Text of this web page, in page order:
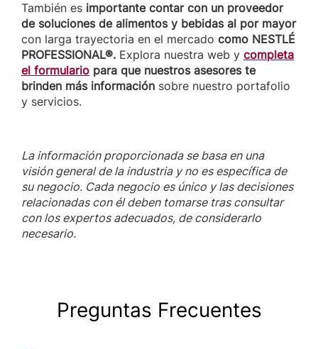
También es importante contar con un proveedor
de soluciones de alimentos y bebidas al por mayor
con larga trayectoria en el mercado como NESTLÉ
PROFESSIONAL®. Explora nuestra web y completa
el formulario para que nuestros asesores te
brinden más información sobre nuestro portafolio
y servicios.
La información proporcionada se basa en una
visión general de la industria y no es específica de
su negocio. Cada negocio es único y las decisiones
relacionadas con él deben tomarse tras consultar
con los expertos adecuados, de considerarlo
necesario.
Preguntas Frecuentes